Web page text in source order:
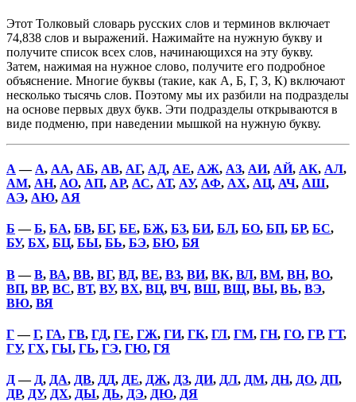
Этот Толковый словарь русских слов и терминов включает
74,838 слов и выражений. Нажимайте на нужную букву и
получите список всех слов, начинающихся на эту букву.
Затем, нажимая на нужное слово, получите его подробное
объяснение. Многие буквы (такие, как А, Б, Г, З, К) включают
несколько тысячь слов. Поэтому мы их разбили на подразделы
на основе первых двух букв. Эти подразделы открываются в
виде подменю, при наведении мышкой на нужную букву.
А — А, АА, АБ, АВ, АГ, АД, АЕ, АЖ, АЗ, АИ, АЙ, АК, АЛ,
АМ, АН, АО, АП, АР, АС, АТ, АУ, АФ, АХ, АЦ, АЧ, АШ,
АЭ, АЮ, АЯ
Б —Б, БА, БВ, БГ, БЕ, БЖ, БЗ, БИ, БЛ, БО, БП, БР, БС,
БУ, БХ, БЦ, БЫ, БЬ, БЭ, БЮ, БЯ
В—В, ВА, ВВ, ВГ, ВД, ВЕ, ВЗ, ВИ, ВК, ВЛ, ВМ, ВН, ВО,
ВП, ВР, ВС, ВТ, ВУ, ВХ, ВЦ, ВЧ, ВШ, ВЩ, ВЫ, ВЬ, ВЭ,
ВЮ, ВЯ
Г—Г, ГА, ГВ, ГД, ГЕ, ГЖ, ГИ, ГК, ГЛ, ГМ, ГН, ГО, ГР, ГТ,
ГУ, ГХ, ГЫ, ГЬ, ГЭ, ГЮ, ГЯ
Д— Д, ДА, ДВ, ДД, ДЕ, ДЖ, ДЗ, ДИ, ДЛ, ДМ, ДН, ДО, ДП,
ДР, ДУ, ДХ, ДЫ, ДЬ, ДЭ, ДЮ, ДЯ